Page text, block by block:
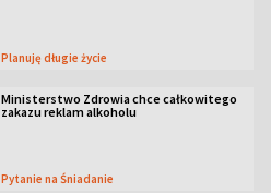
Planuję długie życie
Ministerstwo Zdrowia chce całkowitego
zakazu reklam alkoholu
Pytanie na Śniadanie